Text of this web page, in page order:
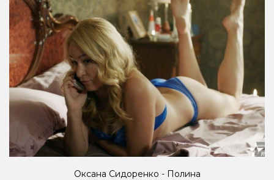
Оксана Сидоренко - Полина